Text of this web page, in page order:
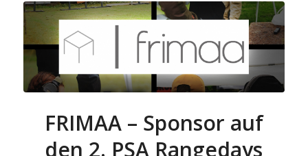
FRIMAA – Sponsor auf
den 2. PSA Rangedays